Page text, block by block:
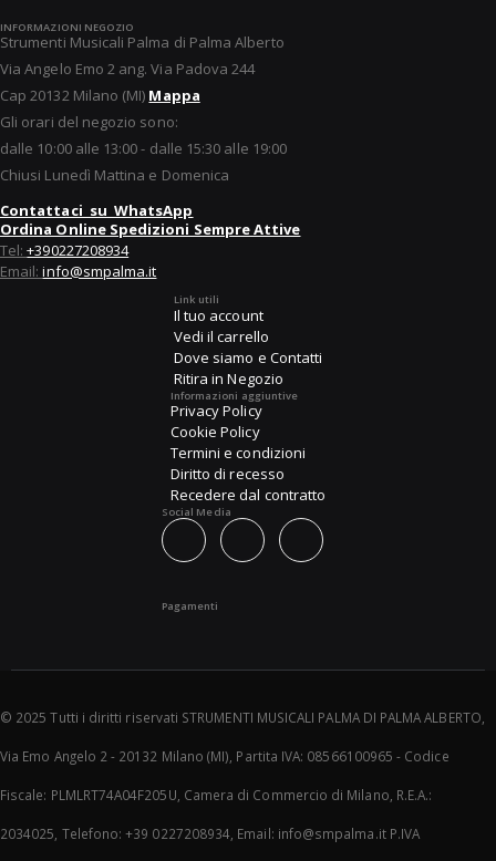
INFORMAZIONI NEGOZIO
Strumenti Musicali Palma di Palma Alberto
Via Angelo Emo 2 ang. Via Padova 244
Cap 20132 Milano (MI) Mappa
Gli orari del negozio sono:
dalle 10:00 alle 13:00 - dalle 15:30 alle 19:00
Chiusi Lunedì Mattina e Domenica
Contattaci su WhatsApp
Ordina Online Spedizioni Sempre Attive
Tel:+390227208934
Email:info@smpalma.it
Link utili
Il tuo account
Vedi il carrello
Dove siamo e Contatti
Ritira in Negozio
Informazioni aggiuntive
Privacy Policy
Cookie Policy
Termini e condizioni
Diritto di recesso
Recedere dal contratto
Social Media
Pagamenti
© 2025 Tutti i diritti riservati STRUMENTI MUSICALI PALMA DI PALMA ALBERTO,
Via Emo Angelo 2 - 20132 Milano (MI), Partita IVA: 08566100965 - Codice
Fiscale: PLMLRT74A04F205U, Camera di Commercio di Milano, R.E.A.:
2034025, Telefono: +39 0227208934, Email: info@smpalma.it P.IVA